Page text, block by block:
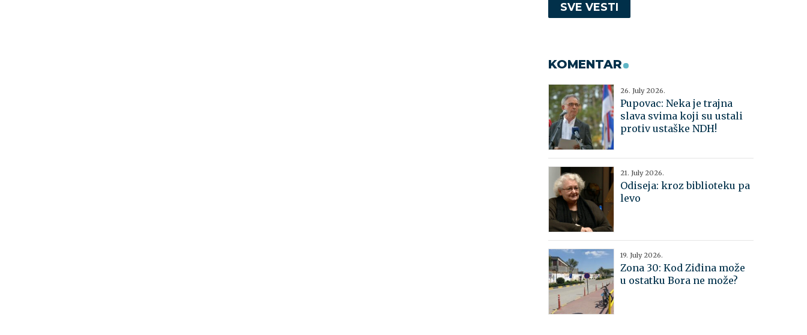
SVE VESTI
KOMENTAR
26. July 2026.
Pupovac: Neka je trajna
slava svima koji su ustali
protiv ustaške NDH!
21. July 2026.
Odiseja: kroz biblioteku pa
levo
19. July 2026.
Zona 30: Kod Ziđina može
u ostatku Bora ne može?